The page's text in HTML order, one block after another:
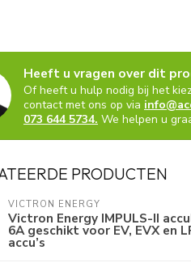
Heeft u vragen over dit
Of heeft u hulp nodig bij het
contact met ons op via
073 644 5734. We helpen u
PRODUCTEN
VICTRON ENERGY
Victron Energy IMPULS-II
6A geschikt voor EV, EVX en
accu’s